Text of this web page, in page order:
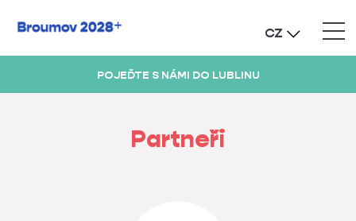
CZ
POJEĎTE S NÁMI DO LUBLINU
Partneři